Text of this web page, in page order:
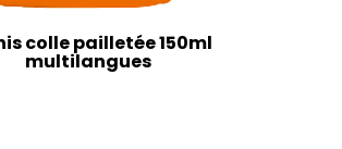
colle pailletée 150ml
multilangues